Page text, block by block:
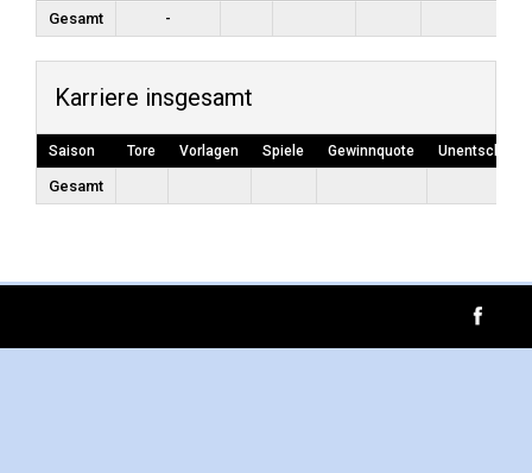
Gesamt -
Karriere insgesamt
Saison Tore Vorlagen Spiele Gewinnquote
Gesamt